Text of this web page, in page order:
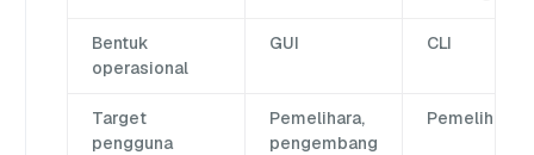
Bentuk
operasional
GUI CLI
Target
pengguna
Pemelihara,
pengembang
Pemelihara